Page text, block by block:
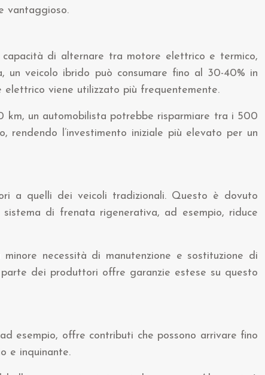
vantaggioso.
di alternare tra motore elettrico e termico,
un veicolo ibrido può consumare fino al 30-40% in
viene utilizzato più frequentemente.
km, un automobilista potrebbe risparmiare tra i 500
l’investimento iniziale più elevato per un
a quelli dei veicoli tradizionali. Questo è dovuto
di frenata rigenerativa, ad esempio, riduce
necessità di manutenzione e sostituzione di
dei produttori offre garanzie estese su questo
esempio, offre contributi che possono arrivare fino
e inquinante.